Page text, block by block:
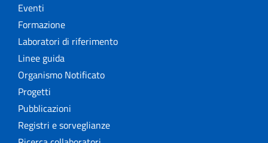
Eventi
Formazione
Laboratori di riferimento
Linee guida
Organismo Notificato
Progetti
Pubblicazioni
Registri e sorveglianze